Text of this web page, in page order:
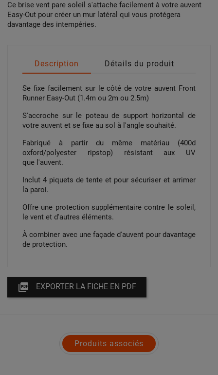
Ce brise vent pare soleil s'attache facilement à votre auvent
Easy-Out pour créer un mur latéral qui vous protégera
davantage des intempéries.
Description Détails du produit
Se fixe facilement sur le côté de votre auvent Front
Runner Easy-Out (1.4m ou 2m ou 2.5m)
S'accroche sur le poteau de support horizontal de
votre auvent et se fixe au sol à l'angle souhaité.
Fabriqué à partir du même matériau (400d
oxford/polyester ripstop) résistant aux UV
que l'auvent.
Inclut 4 piquets de tente et pour sécuriser et arrimer
la paroi.
Offre une protection supplémentaire contre le soleil,
le vent et d'autres éléments.
À combiner avec une façade d'auvent pour davantage
de protection.
 EXPORTER LA FICHE EN PDF
Produits associés